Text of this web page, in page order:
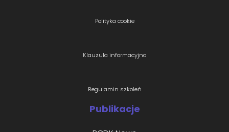
Polityka cookie
Klauzula informacyjna
Regulamin szkoleń
Publikacje